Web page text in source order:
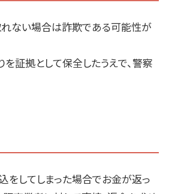
ない場合は詐欺である可能性が
証拠として保全したうえで、警察
をしてしまった場合でお金が返っ